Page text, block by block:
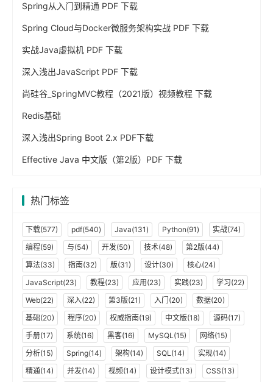
Spring从入门到精通 PDF 下载
Spring Cloud与Docker微服务架构实战 PDF 下载
实战Java虚拟机 PDF 下载
深入浅出JavaScript PDF 下载
尚硅谷_SpringMVC教程（2021版）视频教程 下载
Redis基础
深入浅出Spring Boot 2.x PDF下载
Effective Java 中文版（第2版）PDF 下载
热门标签
下载(577) pdf(540) Java(131) Python(91)
实战(74)
编程(59)
与(54) 开发(50) 技术(48)
第2版(44)
算法(33)
指南(32) 版(31) 设计(30)
核心(24)
JavaScript(23)
教程(23) 应用(23) 实践(23)
学习(22)
Web(22)
深入(22) 第3版(21) 入门(20)
数据(20)
基础(20)
程序(20) 权威指南(19) 中文版(18)
源码(17)
手册(17)
系统(16) 黑客(16) MySQL(15)
网络(15)
分析(15)
Spring(14) 架构(14) SQL(14)
实现(14)
精通(14)
并发(14) 视频(14) 设计模式(13) CSS(13)